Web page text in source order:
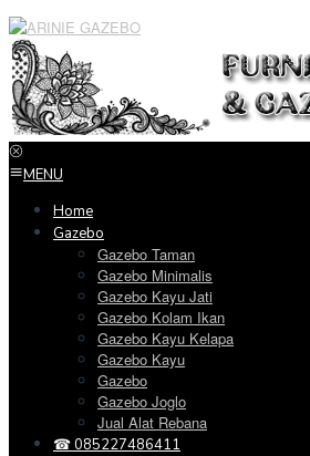
Loncat
ke
konten
MENU
Home
Gazebo
Gazebo Taman
Gazebo Minimalis
Gazebo Kayu Jati
Gazebo Kolam Ikan
Gazebo Kayu Kelapa
Gazebo Kayu
Gazebo
Gazebo Joglo
Jual Alat Rebana
☎ 085227486411